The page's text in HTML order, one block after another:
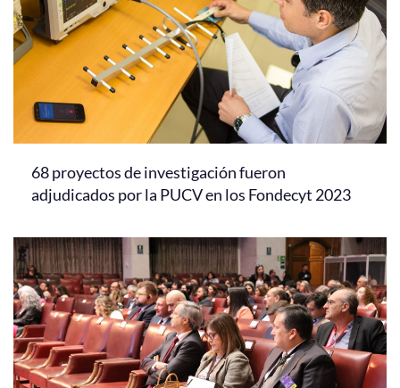
68 proyectos de investigación fueron
adjudicados por la PUCV en los Fondecyt 2023